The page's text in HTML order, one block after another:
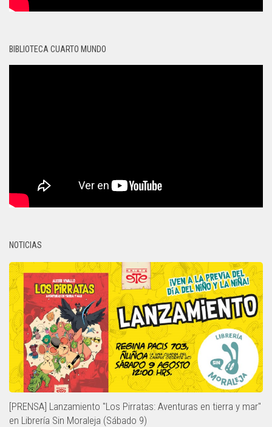
BIBLIOTECA CUARTO MUNDO
NOTICIAS
[PRENSA] Lanzamiento "Los Pirratas: Aventuras en tierra y mar"
en Librería Sin Moraleja (Sábado 9)